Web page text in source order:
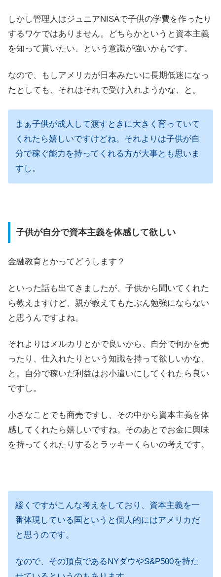
しかし管理人はジュニアNISAで子供の学費を作ったり
するワケではありません。どちらかというと資本主義
を知って貰いたい、という意識が強いかもです。
なので、もしアメリカが日本みたいに長期低迷になっ
たとしても、それはそれで受け入れようかな、と。
まぁ子供が成人して渡すときに大きく育っていて
くれたら嬉しいですけどね。それよりは子供が自
分で稼ぐ能力を持ってくれる方が大事とも思いま
すし。
子供が自分で資本主義を体感して欲しい
金融教育とかってどうします？
といった話も出てきましたが、子供から聞いてくれた
ら教えますけど、親が教えてもたぶん勉強にならない
と思うんですよね。
それよりはメルカリとかで良いから、自分で何かを売
ったり、仕入れたりという知識を持って欲しいかな、
と。自分で稼いだ利益はお小遣いにしてくれたら良い
ですし。
小さなことでも商売ですし、その中から資本主義を体
感してくれたら嬉しいですね。そのあとでお金に興味
を持ってくれたりするとラッキーくらいの考えです。
緩くですがこんな考えをしており、資本主義を一
番体現している国というと個人的にはアメリカだ
と思うのです。
なので、その頂点であるNYダウやS&P500を持た